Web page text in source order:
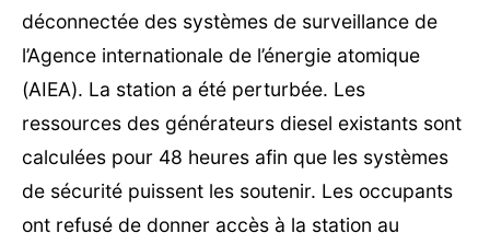
déconnectée des systèmes de surveillance de
l’Agence internationale de l’énergie atomique
(AIEA). La station a été perturbée. Les
ressources des générateurs diesel existants sont
calculées pour 48 heures afin que les systèmes
de sécurité puissent les soutenir. Les occupants
ont refusé de donner accès à la station au